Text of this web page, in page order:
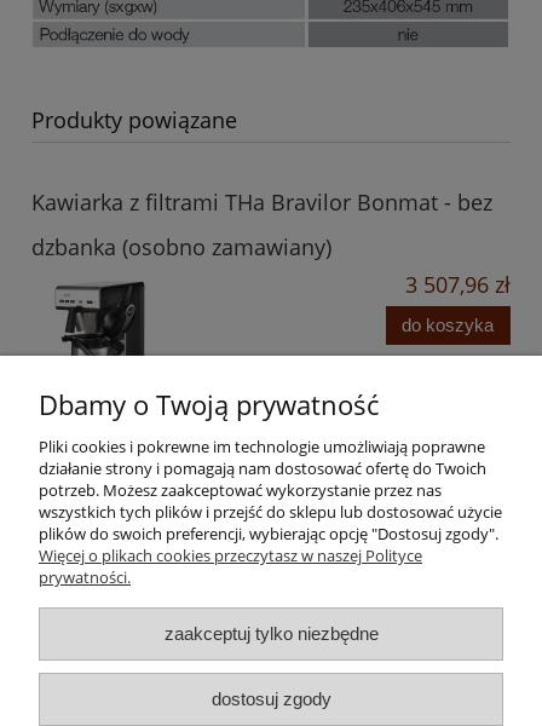
Produkty powiązane
Kawiarka z filtrami THa Bravilor Bonmat - bez
dzbanka (osobno zamawiany)
3 507,96 zł
do koszyka
Pomoc
Moje konto
Płatności i dostawa
Dbamy o Twoją prywatność
Pliki cookies i pokrewne im technologie umożliwiają poprawne
działanie strony i pomagają nam dostosować ofertę do Twoich
potrzeb. Możesz zaakceptować wykorzystanie przez nas
wszystkich tych plików i przejść do sklepu lub dostosować użycie
plików do swoich preferencji, wybierając opcję "Dostosuj zgody".
Więcej o plikach cookies przeczytasz w naszej Polityce
prywatności.
zaakceptuj tylko niezbędne
dostosuj zgody